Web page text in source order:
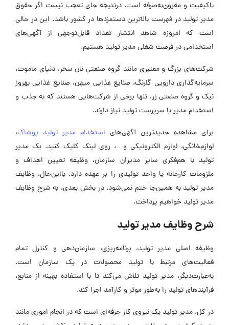
باکیفیت و مقرون‌به‌صرفه است. درنتیجه جای تعجب نیست اگر حقوق
مدیر تولید در فهرست بالاترین دستمزدها در کشور باشد. این در حالی
است که امروزه شاهد انتشار تعداد قابل‌توجهی از آگهی‌های
استخدامی در فرصت شغلی مدیر تولید هستیم.
شرکت‌های بزرگ و معتبری مانند گروه صنعتی نان سحر، دنیای ماموت،
سرمایه‌گذاری دارویی گلرنگ، صنایع غذایی میهن، صنایع غذایی بهروز
نیک و گروه صنعتی زر، تنها برخی از شرکت‌هایی هستند که به جذب و
استخدام مدیر یا سرپرست تولید نیاز دارند.
برای مشاهده جدیدترین آگهی‌های استخدام مدیر تولید پوشاک،
لوازم‌خانگی، لوازم الکترونیکی و…، روی لینک کلیک کنید. یک مدیر
تولید با هم‌فکری سایر مدیران سازمان، وظیفه تعیین اهداف و
ملزومات کارخانه یا واحد تولیدی را بر عهده دارد. با‌این‌حال، وظایف
مدیر تولید به همین‌جا ختم نمی‌شود. در بخش بعدی، به شرح وظایف
مدیر تولید خواهیم پرداخت.
شرح وظایف مدیر تولید
وظیفه اصلی مدیر تولید، برنامه‌ریزی، سازمان‌دهی و کنترل تمام
فعالیت‌های مرتبط با تولید محصولات در یک سازمان است.
به‌عبارت‌دیگر، مدیر تولید تلاش می‌کند تا با استفاده بهینه از منابع،
فرآیندهای تولید را به‌طور موثر و کارآمد اجرا کند.
در کل، مدیر تولید یک نیروی کار حرفه‌ای است که در انجام اموری مانند